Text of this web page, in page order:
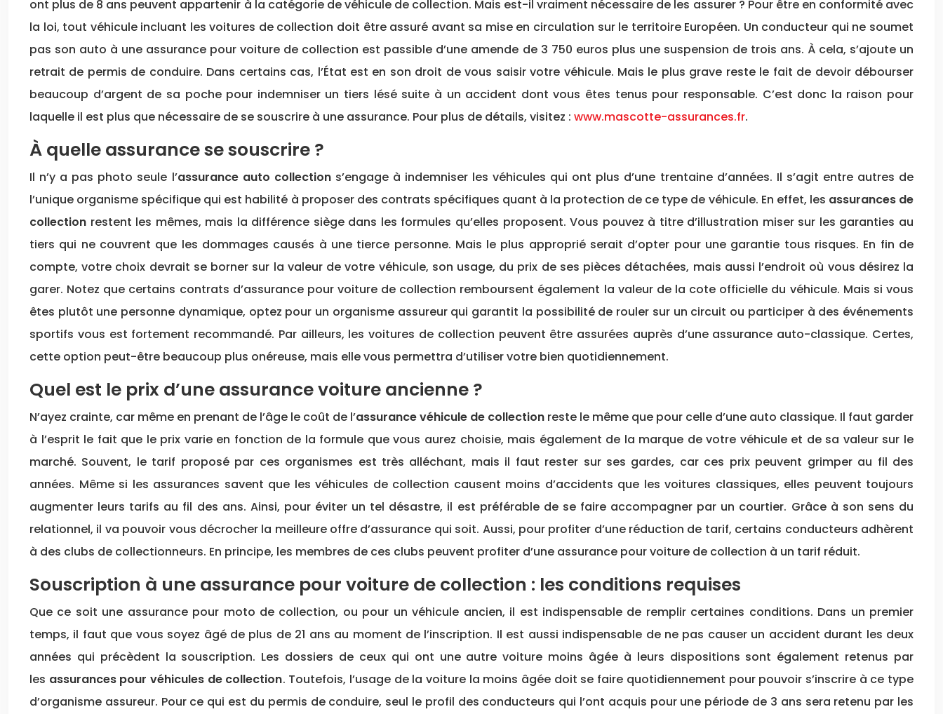
ont plus de 8 ans peuvent appartenir à la catégorie de véhicule de collection. Mais est-il vraiment nécessaire de les assurer ? Pour être en conformité avec
la loi, tout véhicule incluant les voitures de collection doit être assuré avant sa mise en circulation sur le territoire Européen. Un conducteur qui ne soumet
pas son auto à une assurance pour voiture de collection est passible d’une amende de 3 750 euros plus une suspension de trois ans. À cela, s’ajoute un
retrait de permis de conduire. Dans certains cas, l’État est en son droit de vous saisir votre véhicule. Mais le plus grave reste le fait de devoir débourser
beaucoup d’argent de sa poche pour indemniser un tiers lésé suite à un accident dont vous êtes tenus pour responsable. C’est donc la raison pour
laquelle il est plus que nécessaire de se souscrire à une assurance. Pour plus de détails, visitez : www.mascotte-assurances.fr.
À quelle assurance se souscrire ?
Il n’y a pas photo seule l’assurance auto collections’engage à indemniser les véhicules qui ont plus d’une trentaine d’années. Il s’agit entre autres de
l’unique organisme spécifique qui est habilité à proposer des contrats spécifiques quant à la protection de ce type de véhicule. En effet, les assurances de
collection restent les mêmes, mais la différence siège dans les formules qu’elles proposent. Vous pouvez à titre d’illustration miser sur les garanties au
tiers qui ne couvrent que les dommages causés à une tierce personne. Mais le plus approprié serait d’opter pour une garantie tous risques. En fin de
compte, votre choix devrait se borner sur la valeur de votre véhicule, son usage, du prix de ses pièces détachées, mais aussi l’endroit où vous désirez la
garer. Notez que certains contrats d’assurance pour voiture de collection remboursent également la valeur de la cote officielle du véhicule. Mais si vous
êtes plutôt une personne dynamique, optez pour un organisme assureur qui garantit la possibilité de rouler sur un circuit ou participer à des événements
sportifs vous est fortement recommandé. Par ailleurs, les voitures de collection peuvent être assurées auprès d’une assurance auto-classique. Certes,
cette option peut-être beaucoup plus onéreuse, mais elle vous permettra d’utiliser votre bien quotidiennement.
Quel est le prix d’une assurance voiture ancienne ?
N’ayez crainte, car même en prenant de l’âge le coût de l’assurance véhicule de collection reste le même que pour celle d’une auto classique. Il faut garder
à l’esprit le fait que le prix varie en fonction de la formule que vous aurez choisie, mais également de la marque de votre véhicule et de sa valeur sur le
marché. Souvent, le tarif proposé par ces organismes est très alléchant, mais il faut rester sur ses gardes, car ces prix peuvent grimper au fil des
années. Même si les assurances savent que les véhicules de collection causent moins d’accidents que les voitures classiques, elles peuvent toujours
augmenter leurs tarifs au fil des ans. Ainsi, pour éviter un tel désastre, il est préférable de se faire accompagner par un courtier. Grâce à son sens du
relationnel, il va pouvoir vous décrocher la meilleure offre d’assurance qui soit. Aussi, pour profiter d’une réduction de tarif, certains conducteurs adhèrent
à des clubs de collectionneurs. En principe, les membres de ces clubs peuvent profiter d’une assurance pour voiture de collection à un tarif réduit.
Souscription à une assurance pour voiture de collection : les conditions requises
Que ce soit une assurance pour moto de collection, ou pour un véhicule ancien, il est indispensable de remplir certaines conditions. Dans un premier
temps, il faut que vous soyez âgé de plus de 21 ans au moment de l’inscription. Il est aussi indispensable de ne pas causer un accident durant les deux
années qui précèdent la souscription. Les dossiers de ceux qui ont une autre voiture moins âgée à leurs dispositions sont également retenus par
les assurances pour véhicules de collection. Toutefois, l’usage de la voiture la moins âgée doit se faire quotidiennement pour pouvoir s’inscrire à ce type
d’organisme assureur. Pour ce qui est du permis de conduire, seul le profil des conducteurs qui l’ont acquis pour une période de 3 ans sera retenu par les